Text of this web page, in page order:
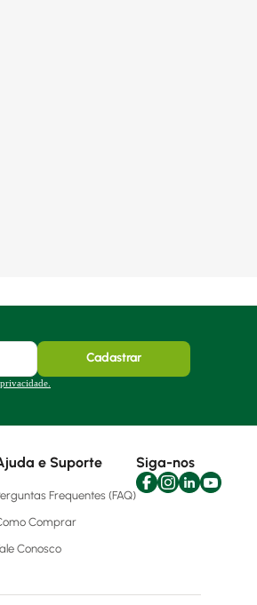
Cadastrar
e Suporte
Frequentes (FAQ)
Comprar
Conosco
Siga-nos